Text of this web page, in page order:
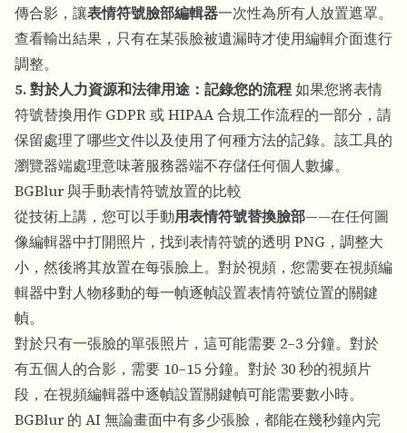
傳合影，讓表情符號臉部編輯器一次性為所有人放置遮罩。
查看輸出結果，只有在某張臉被遺漏時才使用編輯介面進行
調整。
5. 對於人力資源和法律用途：記錄您的流程如果您將表情
符號替換用作 GDPR 或 HIPAA 合規工作流程的一部分，請
保留處理了哪些文件以及使用了何種方法的記錄。該工具的
瀏覽器端處理意味著服務器端不存儲任何個人數據。
BGBlur 與手動表情符號放置的比較
從技術上講，您可以手動用表情符號替換臉部——在任何圖
像編輯器中打開照片，找到表情符號的透明 PNG，調整大
小，然後將其放置在每張臉上。對於視頻，您需要在視頻編
輯器中對人物移動的每一幀逐幀設置表情符號位置的關鍵
幀。
對於只有一張臉的單張照片，這可能需要 2–3 分鐘。對於
有五個人的合影，需要 10–15 分鐘。對於 30 秒的視頻片
段，在視頻編輯器中逐幀設置關鍵幀可能需要數小時。
BGBlur 的 AI 無論畫面中有多少張臉，都能在幾秒鐘內完